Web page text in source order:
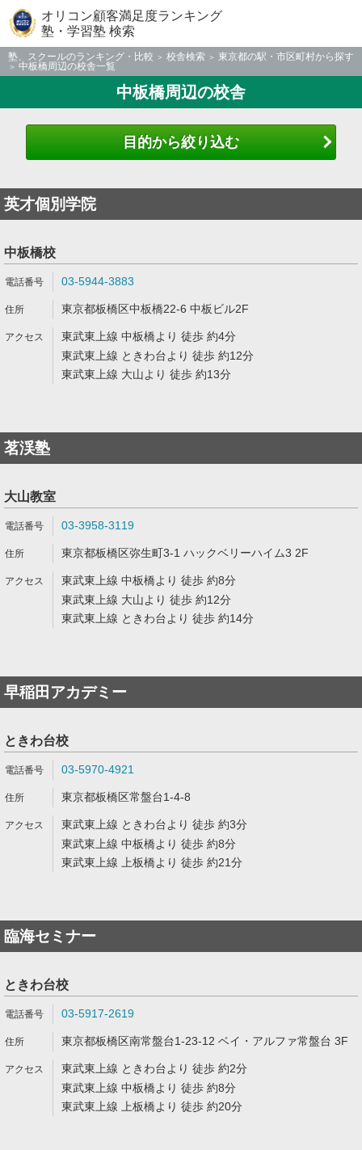
オリコン顧客満足度ランキング
塾・学習塾 検索
塾、スクールのランキング・比較 校舎検索
東京都の駅・市区町村から探す
中板橋周辺の校舎一覧
中板橋周辺の校舎
目的から絞り込む
英才個別学院
中板橋校
03-5944-3883
東京都板橋区中板橋22-6 中板ビル2F
東武東上線 中板橋より 徒歩 約4分
東武東上線 ときわ台より 徒歩 約12分
東武東上線 大山より 徒歩 約13分
茗渓塾
大山教室
03-3958-3119
東京都板橋区弥生町3-1 ハックベリーハイム3 2F
東武東上線 中板橋より 徒歩 約8分
東武東上線 大山より 徒歩 約12分
東武東上線 ときわ台より 徒歩 約14分
早稲田アカデミー
ときわ台校
03-5970-4921
東京都板橋区常盤台1-4-8
東武東上線 ときわ台より 徒歩 約3分
東武東上線 中板橋より 徒歩 約8分
東武東上線 上板橋より 徒歩 約21分
臨海セミナー
ときわ台校
03-5917-2619
東京都板橋区南常盤台1-23-12 ベイ・アルファ常盤台 3F
東武東上線 ときわ台より 徒歩 約2分
東武東上線 中板橋より 徒歩 約8分
東武東上線 上板橋より 徒歩 約20分